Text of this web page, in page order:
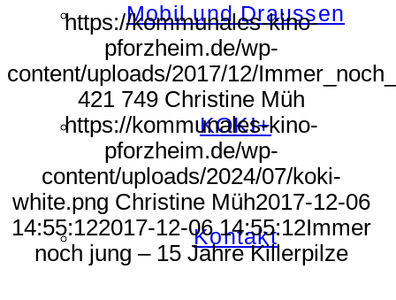
Mobil und Draussen
KOKI+
Kontakt
https://kommunales-kino-
pforzheim.de/wp-
content/uploads/2017/12/
421 749 Christine Müh
https://kommunales-kino-
pforzheim.de/wp-
content/uploads/2024/07/koki-
white.png Christine Müh2017-12-06
14:55:122017-12-06 14:55:12Immer
noch jung – 15 Jahre Killerpilze